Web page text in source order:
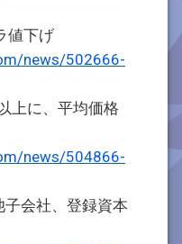
値下げ
news/502666-
上に、平均価格
news/504866-
会社、登録資本